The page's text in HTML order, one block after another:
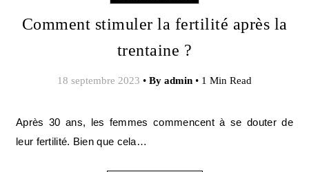
Comment stimuler la fertilité après la
trentaine ?
18 septembre 2023 • By admin • 1 Min Read
Après 30 ans, les femmes commencent à se douter de
leur fertilité. Bien que cela…